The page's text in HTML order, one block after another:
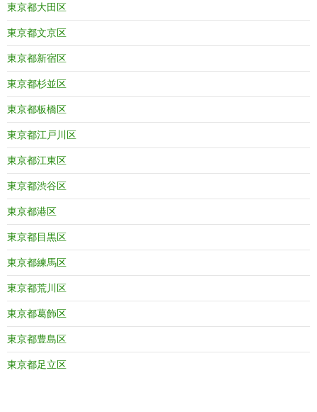
東京都大田区
東京都文京区
東京都新宿区
東京都杉並区
東京都板橋区
東京都江戸川区
東京都江東区
東京都渋谷区
東京都港区
東京都目黒区
東京都練馬区
東京都荒川区
東京都葛飾区
東京都豊島区
東京都足立区